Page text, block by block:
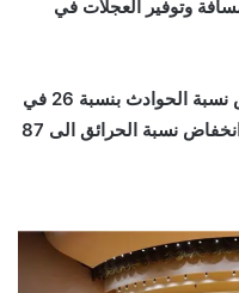
وتوفير العجلات في
وأوضح أن “هذه الزيارة شهدت انخفاض نسبة الحوادث بنسبة 26 في
المئة مقارنة بالأعوام السابقة، وكذلك انخفاض نسبة الحرائق الى 87